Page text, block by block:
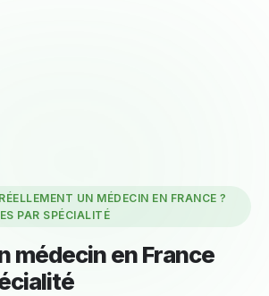
UN MÉDECIN EN FRANCE ?
PAR SPÉCIALITÉ
médecin en France